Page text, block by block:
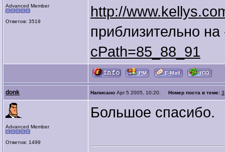
Advanced Member
Ответов: 3519
http://
приблизительно
cPath=85_88_91
donk Написано Apr 5 2005, 10:20. Номер поста в теме: 3
Advanced Member
Ответов: 1499
Большое спасибо.